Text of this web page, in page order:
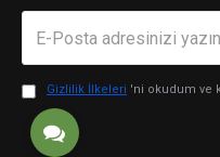
Gizlilik İlkeleri 'ni okudum ve